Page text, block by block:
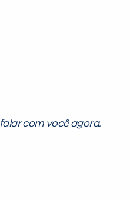
com você agora.